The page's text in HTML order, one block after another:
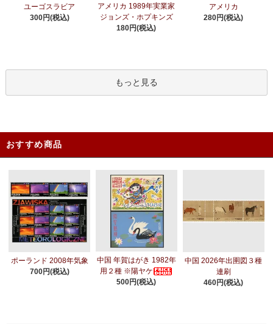
ユーゴスラビア
300円(税込)
アメリカ 1989年実業家
ジョンズ・ホプキンズ
180円(税込)
アメリカ
280円(税込)
もっと見る
おすすめ商品
ポーランド 2008年気象
700円(税込)
中国 年賀はがき 1982年
用２種 ※陽ヤケ
500円(税込)
中国 2026年出圉図３種
連刷
460円(税込)